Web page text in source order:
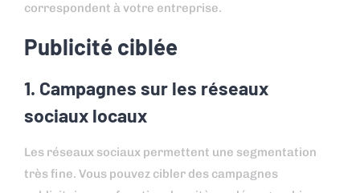
correspondent à votre entreprise.
Publicité ciblée
1. Campagnes sur les réseaux
sociaux locaux
Les réseaux sociaux permettent une segmentation
très fine. Vous pouvez cibler des campagnes